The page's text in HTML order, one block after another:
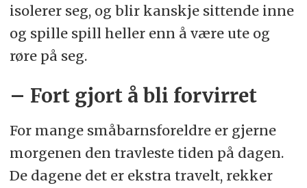
isolerer seg, og blir kanskje sittende inne
og spille spill heller enn å være ute og
røre på seg.
– Fort gjort å bli forvirret
For mange småbarnsforeldre er gjerne
morgenen den travleste tiden på dagen.
De dagene det er ekstra travelt, rekker